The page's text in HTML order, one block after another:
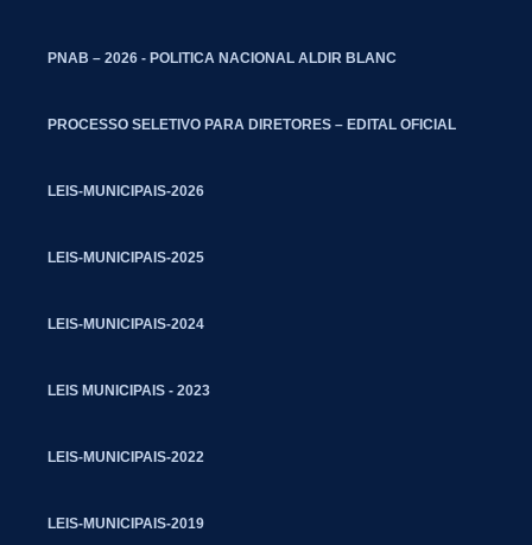
PNAB – 2026 - POLITICA NACIONAL ALDIR BLANC
PROCESSO SELETIVO PARA DIRETORES – EDITAL OFICIAL
LEIS-MUNICIPAIS-2026
LEIS-MUNICIPAIS-2025
LEIS-MUNICIPAIS-2024
LEIS MUNICIPAIS - 2023
LEIS-MUNICIPAIS-2022
LEIS-MUNICIPAIS-2019